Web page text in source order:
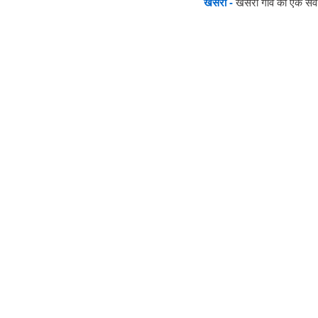
खसरा -खसरा गाँव का एक